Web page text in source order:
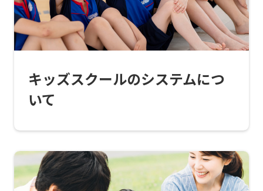
キッズスクールのシステムにつ
いて
However,
if
you
use
an
the
Japanese